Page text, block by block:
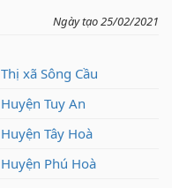
Ngày tạo 25/02/2021
Thị xã Sông Cầu
Huyện Tuy An
Huyện Tây Hoà
Huyện Phú Hoà